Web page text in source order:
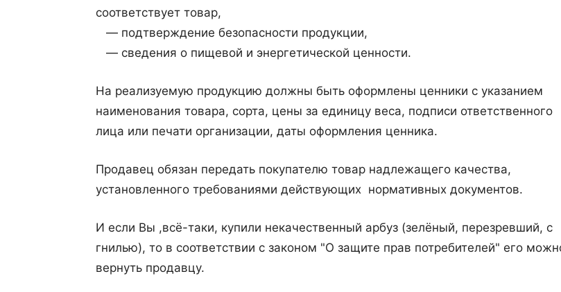
соответствует товар,
— подтверждение безопасности продукции,
— сведения о пищевой и энергетической ценности.
На реализуемую продукцию должны быть оформлены ценники с указанием
наименования товара, сорта, цены за единицу веса, подписи ответственного
лица или печати организации, даты оформления ценника.
Продавец обязан передать покупателю товар надлежащего качества,
установленного требованиями действующих нормативных документов.
И если Вы ,всё-таки, купили некачественный арбуз (зелёный, перезревший, с
гнилью), то в соответствии с законом "О защите прав потребителей" его
вернуть продавцу.